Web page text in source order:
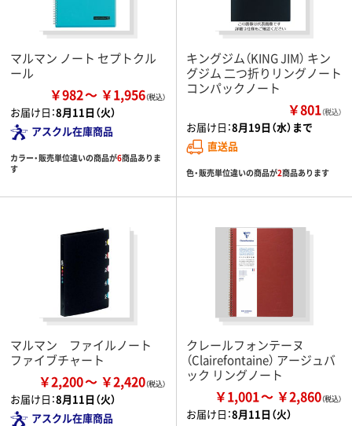
マルマン ノート セプトクル
ール
￥982 ￥1,956
お届け日：8月11日（火）
アスクル在庫商品
カラー・販売単位違いの商品が6商品ありま
す
キングジム（KING JIM） キン
グジム 二つ折りリングノート
コンパックノート
￥801（税込）
お届け日：8月19日（水）まで
直送品
色・販売単位違いの商品が2商品あります
マルマン ファイルノート
ファイブチャート
￥2,200 ￥2,420
お届け日：8月11日（火）
アスクル在庫商品
クレールフォンテーヌ
（Clairefontaine） アージュバ
ック リングノート
￥1,001 ￥2,860
お届け日：8月11日（火）